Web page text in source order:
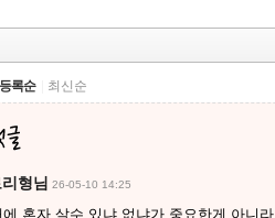
등록순 최신순
형님 26-05-10 14:25
에 혼자 살수 있냐 없냐가 중요한게 아니라